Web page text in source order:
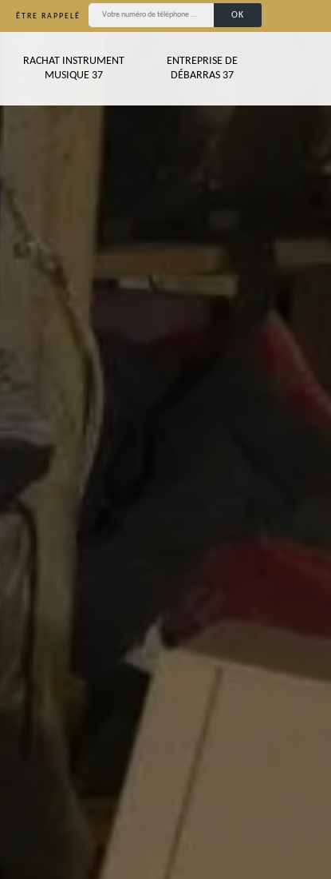
ÊTRE RAPPELÉ
RACHAT INSTRUMENT
MUSIQUE 37
ENTREPRISE DE
DÉBARRAS 37